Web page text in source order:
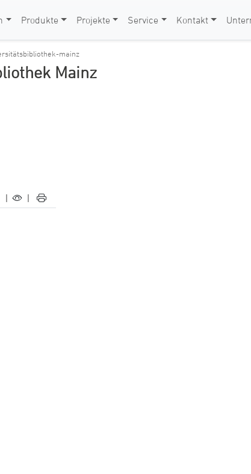
Produkte Projekte Service Kontakt
mainz
Mainz
| |